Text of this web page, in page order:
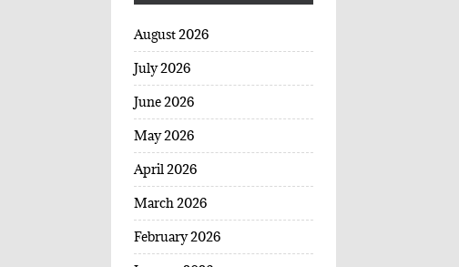
August 2026
July 2026
June 2026
May 2026
April 2026
March 2026
February 2026